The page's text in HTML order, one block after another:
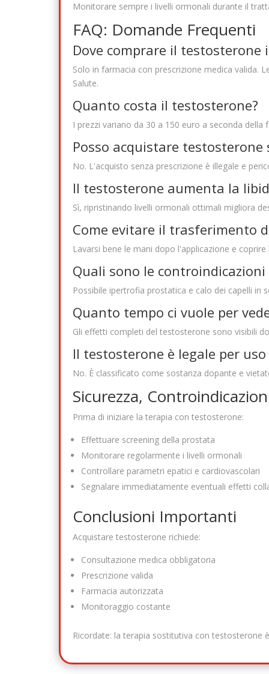
Monitorare sempre i livelli ormonali durante il
FAQ: Domande Frequenti
Dove comprare il testosterone
Solo in farmacia con prescrizione medica valida.
Salute.
Quanto costa il testosterone?
I prezzi variano da 30 a 150 euro a seconda
Posso acquistare testosterone
No. L'acquisto senza prescrizione è illegale e
Il testosterone aumenta la
Sì, ripristinando livelli ormonali ottimali migliora
Come evitare il trasferimento
Lavarsi bene le mani dopo l'applicazione e
Quali sono le
Possibile ipertrofia prostatica e calo dei capelli in
Quanto tempo ci vuole per
Gli effetti completi del testosterone sono visibili
Il testosterone è legale per
No. È classificato come sostanza dopante e
Sicurezza,
Prima di iniziare la terapia con testosterone:
Effettuare screening della prostata
Monitorare regolarmente i livelli ormonali
Controllare parametri epatici e cardiovascolari
Segnalare immediatamente eventuali effetti
Conclusioni Importanti
Acquistare testosterone richiede:
Consultazione medica obbligatoria
Prescrizione valida
Farmacia autorizzata
Monitoraggio costante
Ricordate: la terapia sostitutiva con